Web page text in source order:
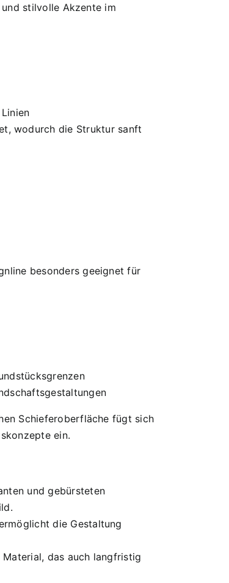
stilvolle Akzente im
wodurch die Struktur sanft
besonders geeignet für
Schieferoberfläche fügt sich
ein.
und gebürsteten
die Gestaltung
das auch langfristig